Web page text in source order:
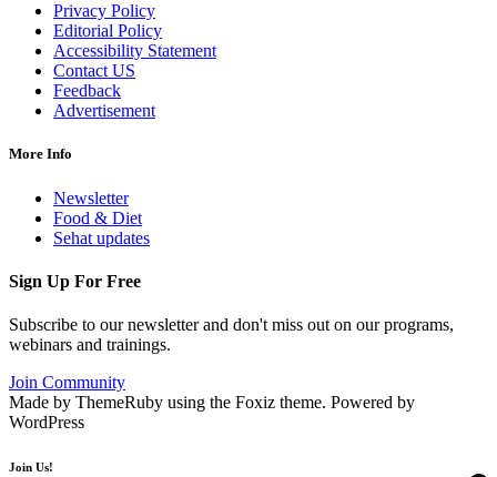
Privacy Policy
Editorial Policy
Accessibility Statement
Contact US
Feedback
Advertisement
More Info
Newsletter
Food & Diet
Sehat updates
Sign Up For Free
Subscribe to our newsletter and don't miss out on our programs,
webinars and trainings.
Join Community
Made by ThemeRuby using the Foxiz theme. Powered by
WordPress
Join Us!